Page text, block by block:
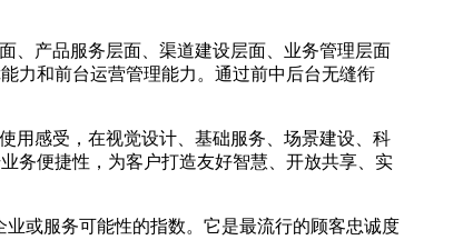
、产品服务层面、渠道建设层面、业务管理层面
力和前台运营管理能力。通过前中后台无缝衔
用感受，在视觉设计、基础服务、场景建设、科
务便捷性，为客户打造友好智慧、开放共享、实
业或服务可能性的指数。它是最流行的顾客忠诚度